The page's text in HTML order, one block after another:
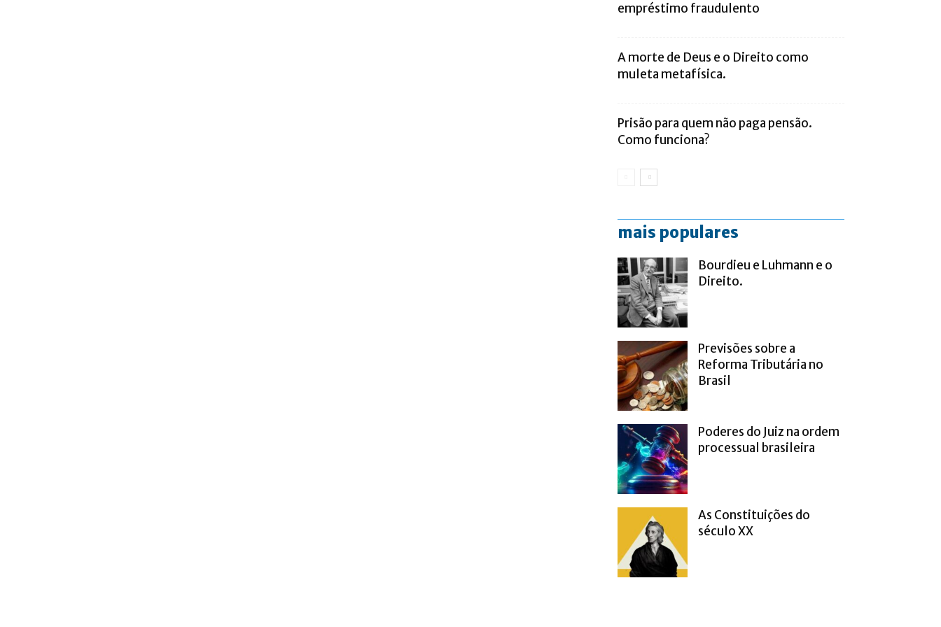
empréstimo fraudulento
A morte de Deus e o Direito como
muleta metafísica.
Prisão para quem não paga pensão.
Como funciona?
mais populares
Bourdieu e Luhmann e o
Direito.
Previsões sobre a
Reforma Tributária no
Brasil
Poderes do Juiz na ordem
processual brasileira
As Constituições do
século XX